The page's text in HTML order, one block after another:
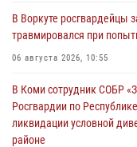
В Воркуте росгвардейцы
травмировался при
06 августа 2026, 10:55
В Коми сотрудник СОБР
Росгвардии по
ликвидации условной
районе